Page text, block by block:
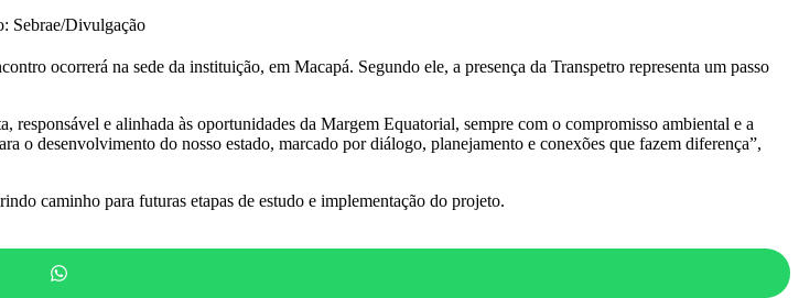
Sebrae/Divulgação
ocorrerá na sede da instituição, em Macapá. Segundo ele, a presença da Transpetro representa um passo
e alinhada às oportunidades da Margem Equatorial, sempre com o compromisso ambiental e a
o desenvolvimento do nosso estado, marcado por diálogo, planejamento e conexões que fazem diferença”,
caminho para futuras etapas de estudo e implementação do projeto.